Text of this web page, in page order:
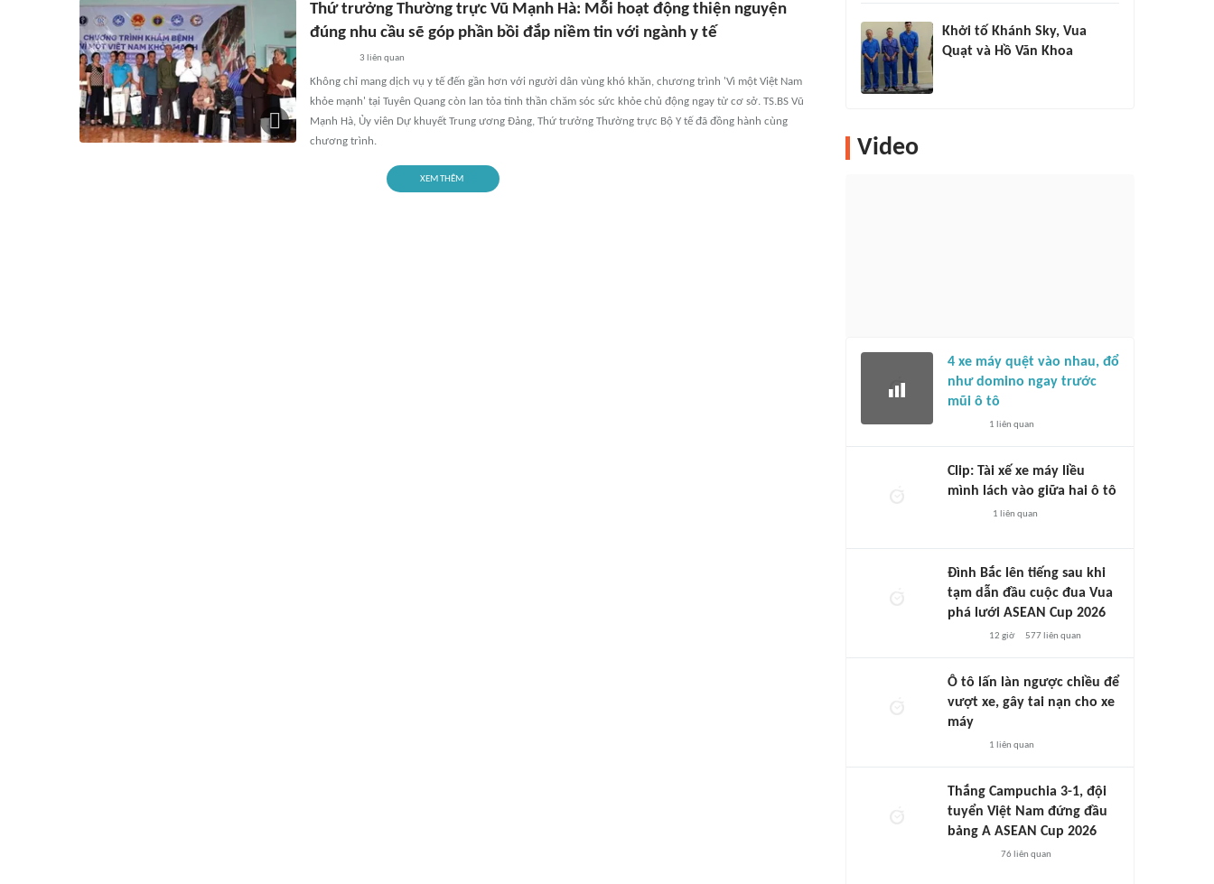
Thứ trưởng Thường trực Vũ Mạnh Hà: Mỗi hoạt động thiện nguyện
đúng nhu cầu sẽ góp phần bồi đắp niềm tin với ngành y tế
3 liên quan
Không chỉ mang dịch vụ y tế đến gần hơn với người dân vùng khó khăn, chương trình 'Vì một Việt Nam
khỏe mạnh' tại Tuyên Quang còn lan tỏa tinh thần chăm sóc sức khỏe chủ động ngay từ cơ sở. TS.BS Vũ
Mạnh Hà, Ủy viên Dự khuyết Trung ương Đảng, Thứ trưởng Thường trực Bộ Y tế đã đồng hành cùng
chương trình.
XEM THÊM
Khởi tố Khánh Sky, Vua
Quạt và Hồ Văn Khoa
Video
4 xe máy quệt vào nhau, đổ
như domino ngay trước
mũi ô tô
1 liên quan
Clip: Tài xế xe máy liều
mình lách vào giữa hai ô tô
1 liên quan
Đình Bắc lên tiếng sau khi
tạm dẫn đầu cuộc đua Vua
phá lưới ASEAN Cup 2026
12 giờ 577liên quan
Ô tô lấn làn ngược chiều để
vượt xe, gây tai nạn cho xe
máy
1 liên quan
Thắng Campuchia 3-1, đội
tuyển Việt Nam đứng đầu
bảng A ASEAN Cup 2026
76 liên quan